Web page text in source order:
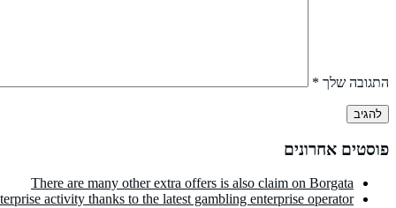
התגובה שלך *
פוסטים אחרונים
There are many other extra offers is also claim on Borgata
activity thanks to the latest gambling enterprise operator